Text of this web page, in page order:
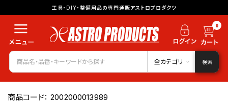
工具・DIY・整備用品の専門通販アストロプロダクツ
0
全カテゴリ 検索
商品コード：2002000013989